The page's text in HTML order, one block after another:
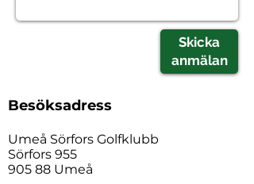
Skicka
anmälan
Besöksadress
Umeå Sörfors Golfklubb
Sörfors 955
905 88 Umeå